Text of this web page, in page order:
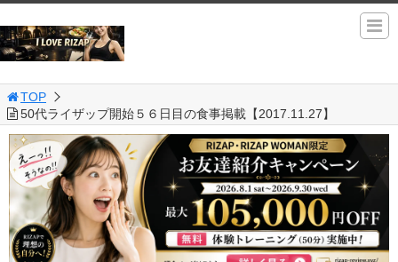
TOP
50代ライザップ開始５６日目の食事掲載【2017.11.27】